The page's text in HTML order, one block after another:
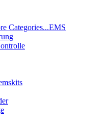
Categories...EMS